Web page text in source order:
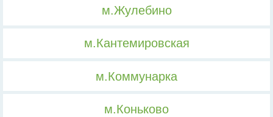
м.Жулебино
м.Кантемировская
м.Коммунарка
м.Коньково